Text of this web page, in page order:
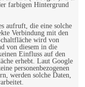
farbigen Hintergrund
aufruft, die eine solche
Verbindung mit den
wird von
von diesem in die
Einfluss auf den
erhebt. Laut Google
personenbezogenen
werden solche Daten,